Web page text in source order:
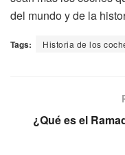
del mundo y de la
Tags: Historia de los
¿Qué es el